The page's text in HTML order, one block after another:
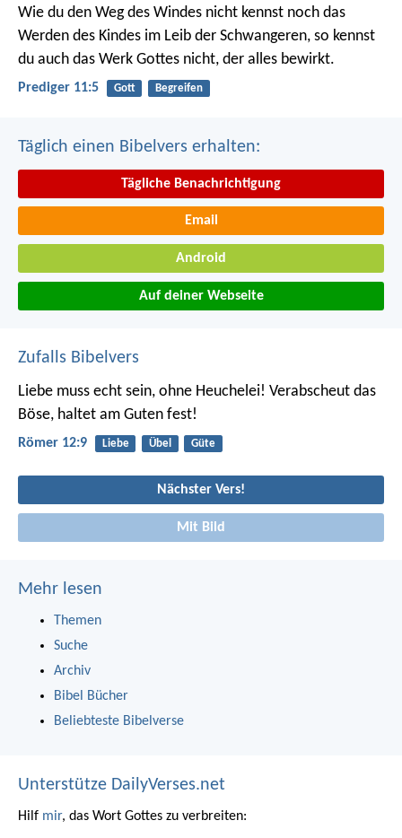
Wie du den Weg des Windes nicht kennst noch das
Werden des Kindes im Leib der Schwangeren, so kennst
du auch das Werk Gottes nicht, der alles bewirkt.
Prediger 11:5 Gott Begreifen
Täglich einen Bibelvers erhalten:
Tägliche Benachrichtigung
Email
Android
Auf deiner Webseite
Zufalls Bibelvers
Liebe muss echt sein, ohne Heuchelei! Verabscheut das
Böse, haltet am Guten fest!
Römer 12:9 Liebe Übel Güte
Nächster Vers!
Mit Bild
Mehr lesen
Themen
Suche
Archiv
Bibel Bücher
Beliebteste Bibelverse
Unterstütze DailyVerses.net
Hilf mir, das Wort Gottes zu verbreiten: